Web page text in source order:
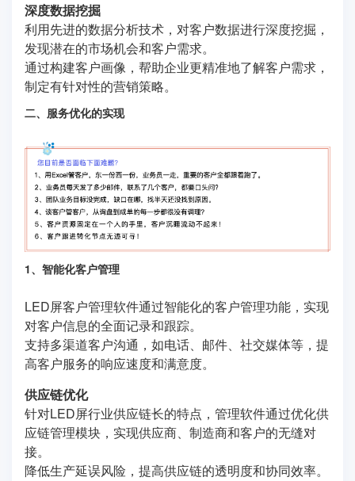
深度数据挖掘
利用先进的数据分析技术，对客户数据进行深度挖掘，
发现潜在的市场机会和客户需求。
通过构建客户画像，帮助企业更精准地了解客户需求，
制定有针对性的营销策略。
二、服务优化的实现
1、智能化客户管理
LED屏客户管理软件通过智能化的客户管理功能，实现
对客户信息的全面记录和跟踪。
支持多渠道客户沟通，如电话、邮件、社交媒体等，提
高客户服务的响应速度和满意度。
供应链优化
针对LED屏行业供应链长的特点，管理软件通过优化供
应链管理模块，实现供应商、制造商和客户的无缝对
接。
降低生产延误风险，提高供应链的透明度和协同效率。